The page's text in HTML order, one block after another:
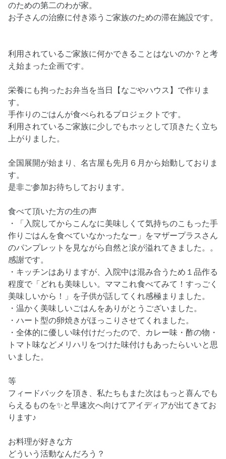
のための第二のわが家。
お子さんの治療に付き添うご家族のための滞在施設です。
利用されているご家族に何かできることはないのか？と考
え始まった企画です。
栄養にも拘ったお弁当を当日【なごやハウス】で作りま
す。
手作りのごはんが食べられるプロジェクトです。
利用されているご家族に少しでもホッとして頂きたく立ち
上がりました。
全国展開が始まり、名古屋も先月６月から始動しておりま
す。
是非ご参加お待ちしております。
食べて頂いた方の生の声
・「入院してからこんなに美味しくて気持ちのこもった手
作りごはんを食べていなかったなー」をマザープラスさん
のパンプレットを見ながら自然と涙が溢れてきました。。
感謝です。
・キッチンはありますが、入院中は混み合うため１品作る
程度で「どれも美味しい。ママこれ食べてみて！すっごく
美味しいから！」を子供が話してくれ感極まりました。
・温かく美味しいごはんをありがとうございました。
・ハート型の卵焼きがほっこりさせてくれました。
・全体的に優しい味付けだったので、カレー味・酢の物・
トマト味などメリハリをつけた味付けもあったらいいと思
いました。
等
フィードバックを頂き、私たちもまた次はもっと喜んでも
らえるものを✨と早速次へ向けてアイディアが出てきてお
ります♪
お料理が好きな方
どういう活動なんだろう？